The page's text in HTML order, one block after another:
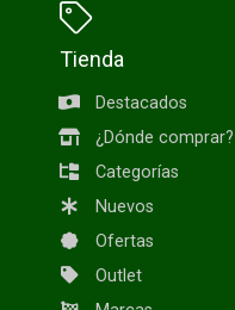
Tienda
Destacados
¿Dónde comprar?
Categorías
Nuevos
Ofertas
Outlet